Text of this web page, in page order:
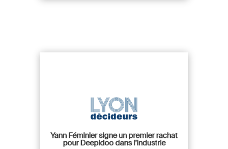
Yann Féminier signe un premier rachat
pour Deepidoo dans l’industrie